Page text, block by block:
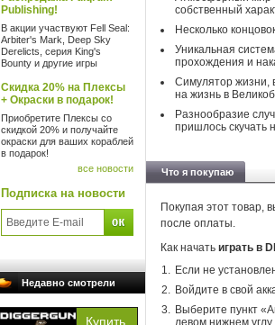
Publishing!
В акции участвуют Fell Seal:
Arbiter's Mark, Deep Sky
Derelicts, серия King's
Bounty и другие игры
Скидка 20% на Плексы
+ Окраски в подарок!
Приобретите Плексы со
скидкой 20% и получайте
окраски для ваших кораблей
в подарок!
все новости
Подписка на новости
Недавно смотрели
собственный
Несколько
Уникальная
прохождения и
Симулятор жизни,
на жизнь в
Разнообразие
пришлось скучать
Что я покупаю
Покупая этот товар,
после оплаты.
Как начать играть в
Если не
Войдите в свой
Выберите пункт
левом нижнем